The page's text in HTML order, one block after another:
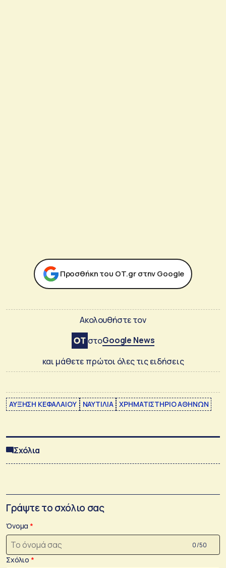
Προσθήκη του ΟΤ.gr στην Google
Ακολουθήστε τον
στοGoogle News
και μάθετε πρώτοι όλες τις ειδήσεις
ΑΥΞΗΣΗ ΚΕΦΑΛΑΙΟΥ ΝΑΥΤΙΛΙΑ ΧΡΗΜΑΤΙΣΤΗΡΙΟ ΑΘΗΝΩΝ
Σχόλια
Γράψτε το σχόλιο σας
Όνομα
0 /50
Σχόλιο